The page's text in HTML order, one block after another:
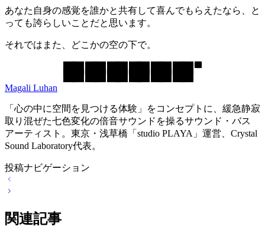
あなた自身の感覚を誰かと共有して喜んでもらえたなら、と
っても誇らしいことだと思います。
それではまた、どこかの空の下で。
Magali Luhan
「心の中に空間を見つける体験」をコンセプトに、緩急静寂
取り混ぜた七色変化の倍音サウンドを操るサウンド・バス
アーティスト。東京・浅草橋「studio PLAYA」運営、Crystal
Sound Laboratory代表。
投稿ナビゲーション
関連記事